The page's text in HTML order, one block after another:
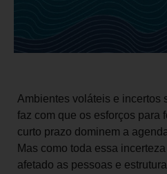
Ambientes voláteis e incertos
faz com que os esforços para
curto prazo dominem a
Mas como toda essa
afetado as pessoas e